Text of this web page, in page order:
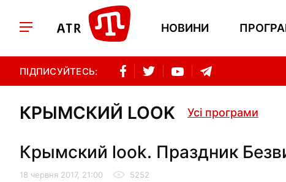
НОВИНИ
ПІДПИСУЙТЕСЬ:
КРЫМСКИЙ LOOK Усі програми
Крымский look. Праздник
18 червня 2017, 21:00 5252